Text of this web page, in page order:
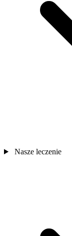
Nasze leczenie